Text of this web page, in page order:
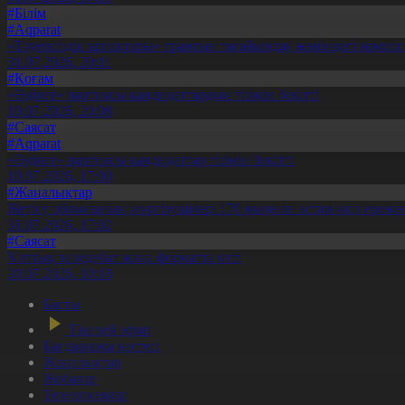
#Білім
#Aqparat
«Тәуелсіздік ұрпақтары» грантын тағайындау жөніндегі
31.07.2026, 20:11
#Қоғам
«Әділет» партиясы кандидаттардың тізімін бекітті
10.07.2026, 20:08
#Саясат
#Aqparat
«Әділет» партиясы кандидаттар тізімін бекітті
10.07.2026, 17:00
#Жаңалықтар
Жетісу облысының жүргізушілері 170 мыңнан астам жол
31.07.2026, 17:02
#Саясат
Ұлттық теледебат жаңа форматта өтті
30.07.2026, 10:18
Басты
Тікелей эфир
Бағдарлама кестесі
Жаңалықтар
Жобалар
Телехикаялар